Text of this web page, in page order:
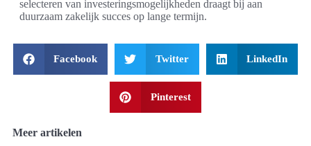
selecteren van investeringsmogelijkheden draagt bij aan
duurzaam zakelijk succes op lange termijn.
Facebook Twitter LinkedIn
Pinterest
Meer artikelen